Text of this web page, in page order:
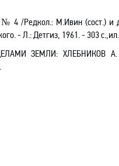
№ 4 /Редкол.: М.Ивин (сост.) и
- Л.: Детгиз, 1961. - 303
ЗЕМЛИ: ХЛЕБНИКОВ А. -